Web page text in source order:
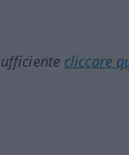
cliccare